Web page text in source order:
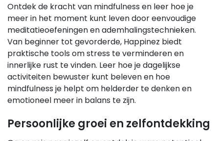
Ontdek de kracht van mindfulness en leer hoe je
meer in het moment kunt leven door eenvoudige
meditatieoefeningen en ademhalingstechnieken.
Van beginner tot gevorderde, Happinez biedt
praktische tools om stress te verminderen en
innerlijke rust te vinden. Leer hoe je dagelijkse
activiteiten bewuster kunt beleven en hoe
mindfulness je helpt om helderder te denken en
emotioneel meer in balans te zijn.
Persoonlijke groei en zelfontdekking